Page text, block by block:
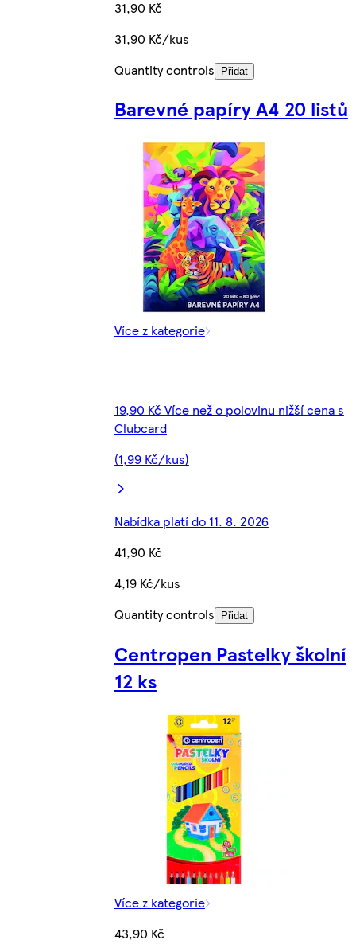
31,90 Kč
31,90 Kč/kus
Quantity controls
Přidat
Barevné papíry A4 20 listů
Více z kategorie
19,90 Kč Více než o polovinu nižší cena s
Clubcard
(1,99 Kč/kus)
Nabídka platí do 11. 8. 2026
41,90 Kč
4,19 Kč/kus
Quantity controls
Přidat
Centropen Pastelky školní
12 ks
Více z kategorie
43,90 Kč